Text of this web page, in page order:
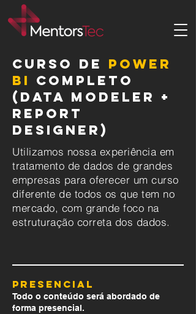
Curso de Power
BI Completo
(Data Modeler +
Report
Designer)
Utilizamos nossa experiência em
tratamento de dados de grandes
empresas para oferecer um curso
diferente de todos os que tem no
mercado, com grande foco na
estruturação correta dos dados.
PRESENCIAL
Todo o conteúdo será abordado de
forma presencial.